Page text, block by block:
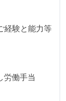
など主要な構
ビハインドし
コードレビュ
経験と能力等
労働手当